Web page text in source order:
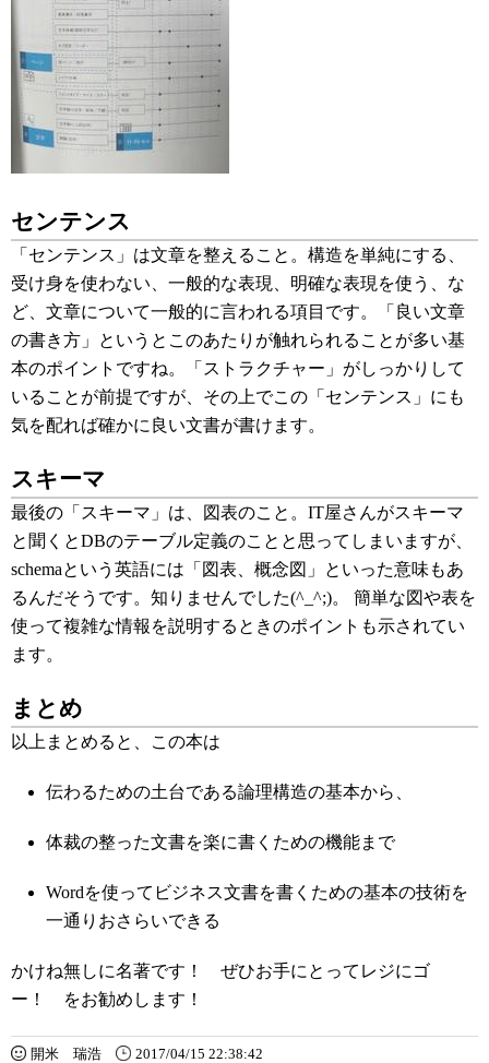
センテンス
「センテンス」は文章を整えること。構造を単純にする、
受け身を使わない、一般的な表現、明確な表現を使う、な
ど、文章について一般的に言われる項目です。「良い文章
の書き方」というとこのあたりが触れられることが多い基
本のポイントですね。「ストラクチャー」がしっかりして
いることが前提ですが、その上でこの「センテンス」にも
気を配れば確かに良い文書が書けます。
スキーマ
最後の「スキーマ」は、図表のこと。IT屋さんがスキーマ
と聞くとDBのテーブル定義のことと思ってしまいますが、
schemaという英語には「図表、概念図」といった意味もあ
るんだそうです。知りませんでした(^_^;)。 簡単な図や表を
使って複雑な情報を説明するときのポイントも示されてい
ます。
まとめ
以上まとめると、この本は
伝わるための土台である論理構造の基本から、
体裁の整った文書を楽に書くための機能まで
Wordを使ってビジネス文書を書くための基本の技術を
一通りおさらいできる
かけね無しに名著です！ ぜひお手にとってレジにゴ
ー！ をお勧めします！
開米 瑞浩 2017/04/15 22:38:42